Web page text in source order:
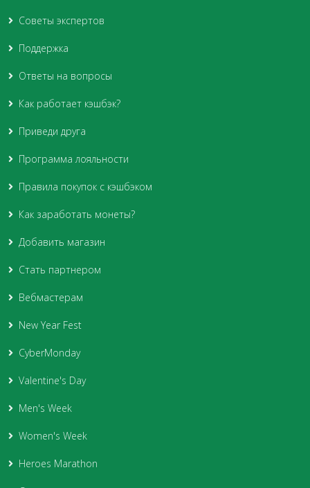
Советы экспертов
Поддержка
Ответы на вопросы
Как работает кэшбэк?
Приведи друга
Программа лояльности
Правила покупок с кэшбэком
Как заработать монеты?
Добавить магазин
Стать партнером
Вебмастерам
New Year Fest
CyberMonday
Valentine's Day
Men's Week
Women's Week
Heroes Marathon